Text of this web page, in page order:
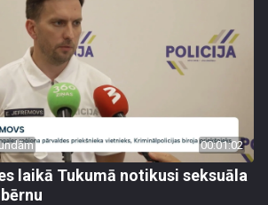
00:01:02
laikā Tukumā notikusi seksuāla